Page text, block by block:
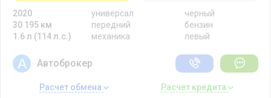
2020
30 195 км
1.6 л (114 л.с.)
универсал
передний
механика
черный
бензин
левый
Автоброкер
Расчет обмена Расчет кредита